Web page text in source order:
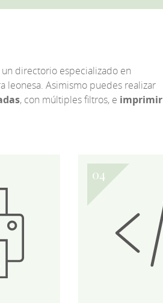
directorio especializado en
leonesa. Asimismo puedes realizar
, con múltiples filtros, e imprimir